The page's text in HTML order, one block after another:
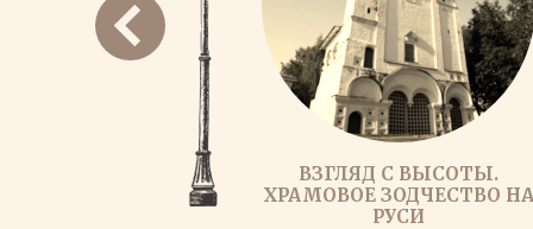
ВЗГЛЯД С ВЫСОТЫ.
ХРАМОВОЕ ЗОДЧЕСТВО
РУСИ